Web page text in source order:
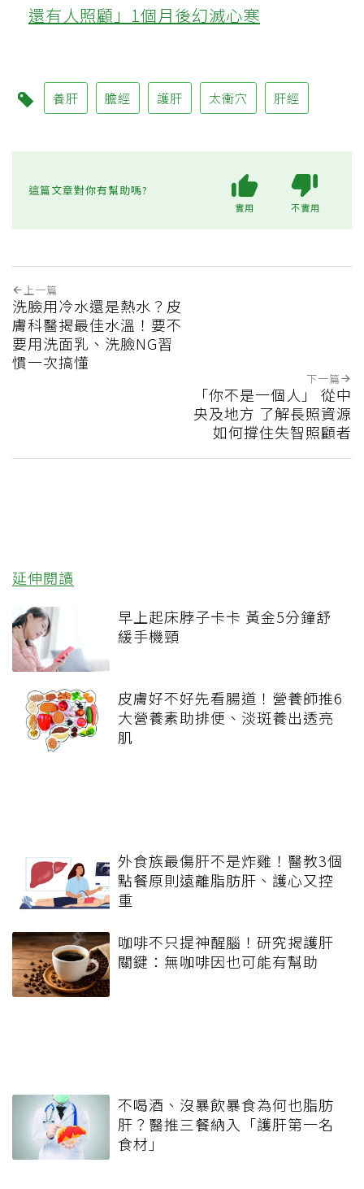
還有人照顧」1個月後幻滅心寒
養肝 膽經 護肝 太衝穴 肝經
這篇文章對你有幫助嗎?
實用 不實用
上一篇
洗臉用冷水還是熱水？皮
膚科醫揭最佳水溫！要不
要用洗面乳、洗臉NG習
慣一次搞懂
下一篇
「你不是一個人」 從中
央及地方 了解長照資源
如何撐住失智照顧者
延伸閱讀
早上起床脖子卡卡 黃金5分鐘舒
緩手機頸
皮膚好不好先看腸道！營養師推6
大營養素助排便、淡斑養出透亮
肌
外食族最傷肝不是炸雞！醫教3個
點餐原則遠離脂肪肝、護心又控
重
咖啡不只提神醒腦！研究揭護肝
關鍵：無咖啡因也可能有幫助
不喝酒、沒暴飲暴食為何也脂肪
肝？醫推三餐納入「護肝第一名
食材」